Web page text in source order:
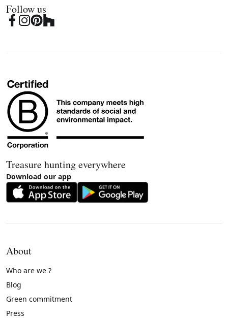
Follow us
Treasure hunting everywhere
Download our app
About
Who are we ?
Blog
Green commitment
Press